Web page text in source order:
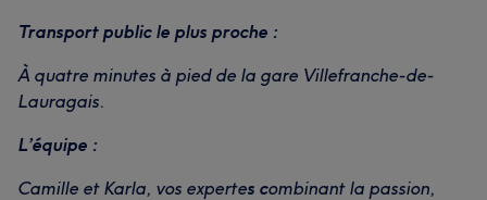
Transport public le plus proche :
À quatre minutes à pied de la gare Villefranche-de-
Lauragais.
L’équipe :
Camille et Karla, vos expertes combinant la passion,